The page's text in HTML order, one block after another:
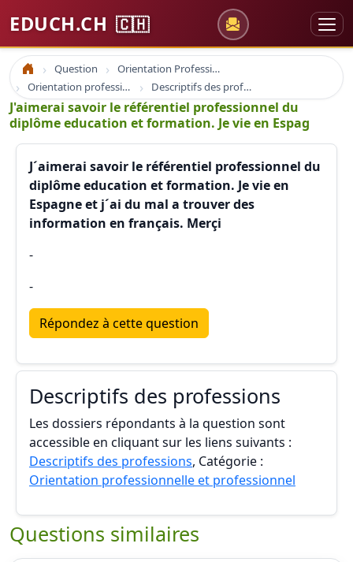
EDUCH.CH 🇨🇭
Accueil Question
Orientation Professionnelle
Orientation professionnelle et professionnel
Descriptifs des professions
J'aimerai savoir le référentiel professionnel du
diplôme education et formation. Je vie en Espag
J´aimerai savoir le référentiel professionnel du
diplôme education et formation. Je vie en
Espagne et j´ai du mal a trouver des
information en français. Merçi
-
-
Répondez à cette question
Descriptifs des professions
Les dossiers répondants à la question sont
accessible en cliquant sur les liens suivants :
Descriptifs des professions, Catégorie :
Orientation professionnelle et professionnel
Questions similaires